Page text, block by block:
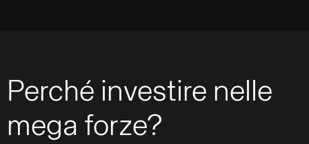
Perché investire nelle
mega forze?